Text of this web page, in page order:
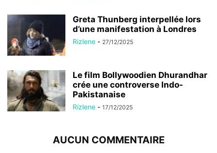
Greta Thunberg interpellée lors
d’une manifestation à Londres
Rizlene - 27/12/2025
Le film Bollywoodien Dhurandhar
crée une controverse Indo-
Pakistanaise
Rizlene - 17/12/2025
AUCUN COMMENTAIRE